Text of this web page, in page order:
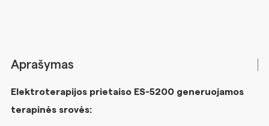
Aprašymas
Elektroterapijos prietaiso ES-5200 generuojamos
terapinės srovės: